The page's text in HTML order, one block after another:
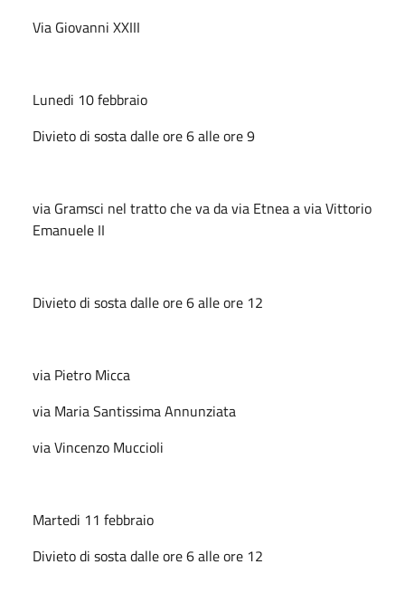
Via Giovanni XXIII
Lunedi 10 febbraio
Divieto di sosta dalle ore 6 alle ore 9
via Gramsci nel tratto che va da via Etnea a via Vittorio
Emanuele II
Divieto di sosta dalle ore 6 alle ore 12
via Pietro Micca
via Maria Santissima Annunziata
via Vincenzo Muccioli
Martedi 11 febbraio
Divieto di sosta dalle ore 6 alle ore 12